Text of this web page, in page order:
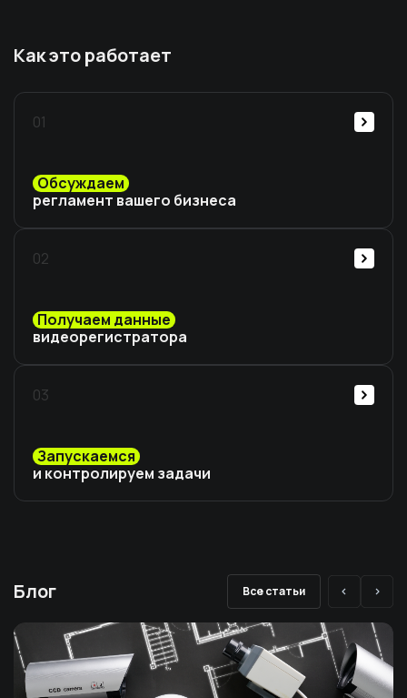
Как это работает
01
Обсуждаем
регламент вашего бизнеса
02
Получаем данные
видеорегистратора
03
Запускаемся
и контролируем задачи
Блог Все статьи